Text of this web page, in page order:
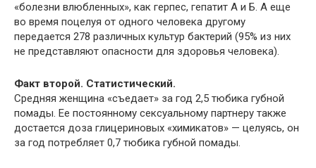
«болезни влюбленных», как герпес, гепатит А и Б. А еще
во время поцелуя от одного человека другому
передается 278 различных культур бактерий (95% из них
не представляют опасности для здоровья человека).
Факт второй. Статистический.
Средняя женщина «съедает» за год 2,5 тюбика губной
помады. Ее постоянному сексуальному партнеру также
достается доза глицериновых «химикатов» — целуясь, он
за год потребляет 0,7 тюбика губной помады.